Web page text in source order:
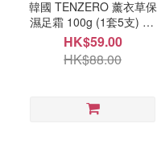
韓國 TENZERO 薰衣草保
濕足霜 100g (1套5支) 10
月中
HK$59.00
HK$88.00